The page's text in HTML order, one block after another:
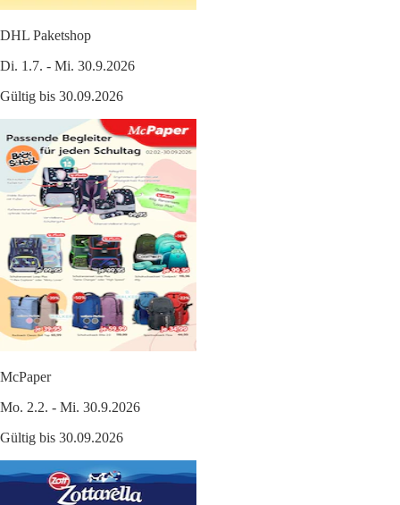
DHL Paketshop
Di. 1.7. - Mi. 30.9.2026
Gültig bis 30.09.2026
McPaper
Mo. 2.2. - Mi. 30.9.2026
Gültig bis 30.09.2026